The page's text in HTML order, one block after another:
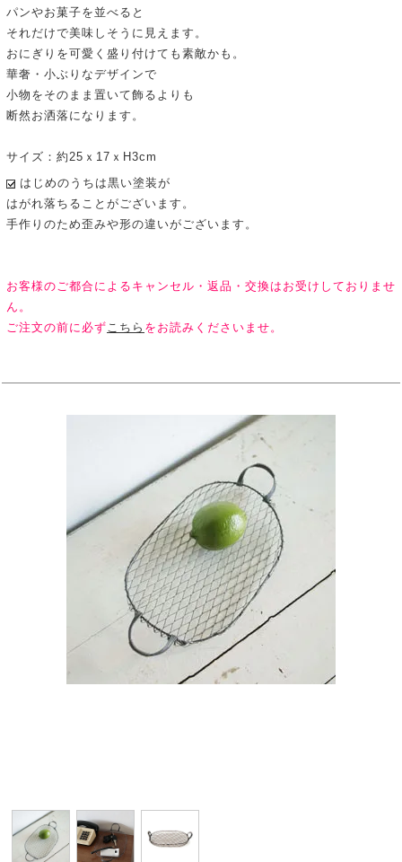
パンやお菓子を並べると
それだけで美味しそうに見えます。
おにぎりを可愛く盛り付けても素敵かも。
華奢・小ぶりなデザインで
小物をそのまま置いて飾るよりも
断然お洒落になります。
サイズ：約25ｘ17ｘH3cm
はじめのうちは黒い塗装が
はがれ落ちることがございます。
手作りのため歪みや形の違いがございます。
お客様のご都合によるキャンセル・返品・交換はお受けしておりませ
ん。
ご注文の前に必ずこちら をお読みくださいませ。